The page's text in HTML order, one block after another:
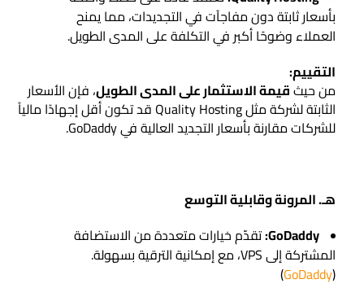
بأسعار ثابتة دون مفاجآت في التجديدات، مما يمنح
العملاء وضوحًا أكبر في التكلفة على المدى الطويل.
التقييم:
من حيثقيمة الاستثمار على المدى الطويل، فإن الأسعار
الثابتة لشركة مثل Quality Hosting قد تكون أقل إجهادًا مالياً
للشركات مقارنة بأسعار التجديد العالية في GoDaddy.
هـ. المرونة وقابلية التوسع
GoDaddy: تقدّم خيارات متعددة من الاستضافة
المشتركة إلى VPS، مع إمكانية الترقية بسهولة.
(
GoDaddy
)